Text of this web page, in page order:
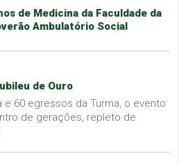
de Medicina da Faculdade da
Ambulatório Social
de Ouro
60 egressos da Turma, o evento
de gerações, repleto de